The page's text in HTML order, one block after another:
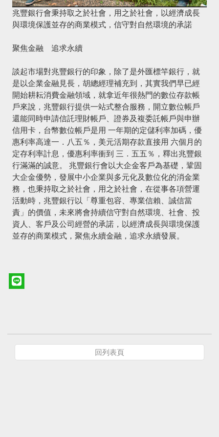
兆豐銀行會秉持取之於社會，用之於社會，以經濟成長
與環境保護並存的商業模式，信守對自然環境的承諾
聚焦金融 追求永續
談起市場對兆豐銀行的印象，除了是外匯標竿銀行，就
是以企業金融見長，胡總經理補充到，其實我們早已經
開始耕耘消費金融領域，就拿近年很熱門的數位存款帳
戶來說，兆豐銀行提供一站式整合服務，開立數位帳戶
還能同時申請信託理財帳戶、證券及複委託帳戶與申辦
信用卡，台幣數位帳戶是用 一年期的定儲利率加碼，優
惠利率高達一．八五％，美元活期存款直接用 六個月的
定存利率計息，優惠利率衝到 三．五五％，釋出兆豐銀
行滿滿的誠意。 兆豐銀行會以大企金客戶為基礎，鞏固
大企金優勢，發展中小企業與多元化及數位化的消金業
務，也秉持取之於社會，用之於社會，在從事各項營運
活動時，兆豐銀行以「尊重包容、專業信賴、誠信當
責」的價值，未來將會持續信守對自然環境、社會、投
資人、客戶及公司經營的承諾，以經濟成長與環境保護
並存的商業模式，聚焦永續金融，追求永續發展。
回列表頁